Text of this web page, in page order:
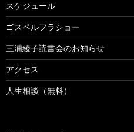
スケジュール
ゴスペルフラショー
三浦綾子読書会のお知らせ
アクセス
人生相談（無料）